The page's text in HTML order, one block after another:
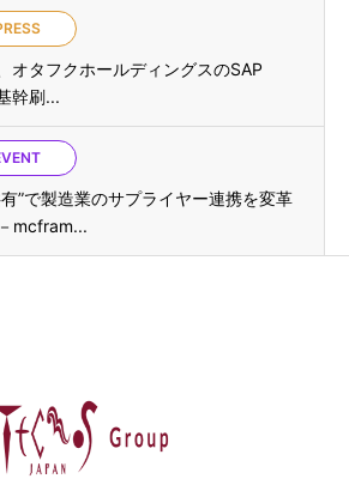
オタフクホールディングスのSAP
幹刷...
”で製造業のサプライヤー連携を変革
mcfram...